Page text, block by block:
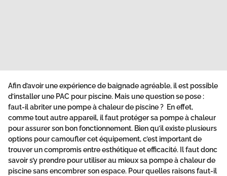
Afin d’avoir une expérience de baignade agréable, il est possible
d’installer une PAC pour piscine. Mais une question se pose :
faut-il abriter une pompe à chaleur de piscine? En effet,
comme tout autre appareil, il faut protéger sa pompe à chaleur
pour assurer son bon fonctionnement. Bien qu’il existe plusieurs
options pour camoufler cet équipement, c’est important de
trouver un compromis entre esthétique et efficacité. Il faut donc
savoir s’y prendre pour utiliser au mieux sa pompe à chaleur de
piscine sans encombrer son espace. Pour quelles raisons faut-il